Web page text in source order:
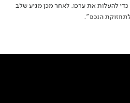
כדי להעלות את ערכו. לאחר מכן מגיע שלב
הנכס".